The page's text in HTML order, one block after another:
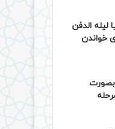
لیله الدفن
خواندن